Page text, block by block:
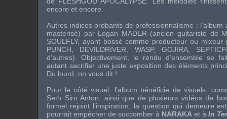
encore et encore.
Autres indices probants de professionnalisme :
masterisé) parLogan MADER (ancien guitariste de
SOULFLY, ayant bossé comme producteur ou
PUNCH
DEVILDRIVER WASP, GOJIRA,
d’autres). Objectivement, le rendu d’ensemble se
autant sacrifier une juste exposition des éléments
Du lourd, on vous dit !
Pour le côté visuel, l’album bénéficie de visuels,
Seth Siro Anton , ainsi que de plusieurs vidéos de
formel rejoint l’inspiration, la question qui demeure
pourrait empêcher de succomber à NARAKA et à In